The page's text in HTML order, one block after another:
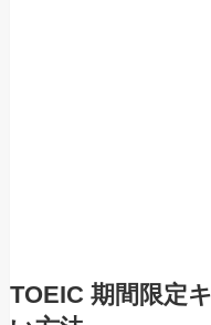
TOEIC 期間限定